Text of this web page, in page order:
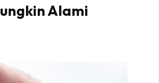
Alami